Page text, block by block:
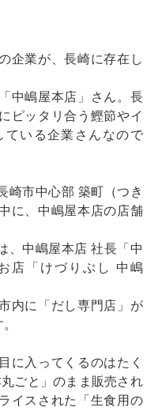
企業が、長崎に存在し
中嶋屋本店」さん。長
ピッタリ合う鰹節やイ
ている企業さんなので
崎市中心部 築町（つき
に、中嶋屋本店の店舗
、中嶋屋本店 社長「中
店「けづりぶし 中嶋
内に「だし専門店」が
に入ってくるのはたく
ごと」のまま販売され
イスされた「生食用の